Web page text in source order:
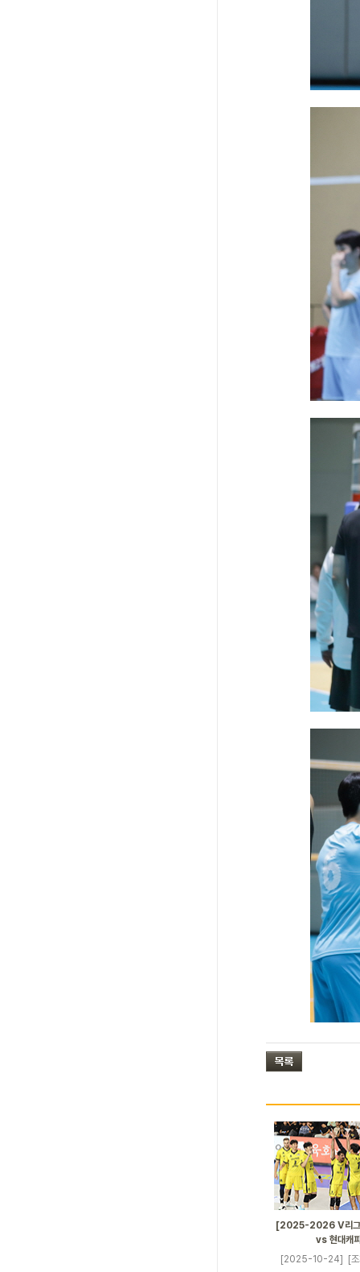
[2025-2026 V리
vs 현대캐
[2025-10-24]
[